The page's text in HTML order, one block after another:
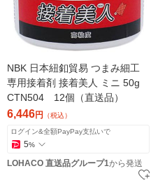
NBK 日本紐釦貿易 つまみ細工
専用接着剤 接着美人 ミニ 50g
CTN504 12個（直送品）
6,446円 （税込）
ログイン&全額PayPay支払いで
5%
LOHACO 直送品グループ1から発送